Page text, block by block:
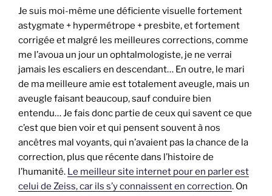
Je suis moi-même une déficiente visuelle fortement
astygmate + hypermétrope + presbite, et fortement
corrigée et malgré les meilleures corrections, comme
me l’avoua un jour un ophtalmologiste, je ne verrai
jamais les escaliers en descendant… En outre, le mari
de ma meilleure amie est totalement aveugle, mais un
aveugle faisant beaucoup, sauf conduire bien
entendu… Je fais donc partie de ceux qui savent ce que
c’est que bien voir et qui pensent souvent à nos
ancêtres mal voyants, qui n’avaient pas la chance de la
correction, plus que récente dans l’histoire de
l’humanité. Le meilleur site internet pour en parler est
celui de Zeiss, car ils s’y connaissent en correction. On